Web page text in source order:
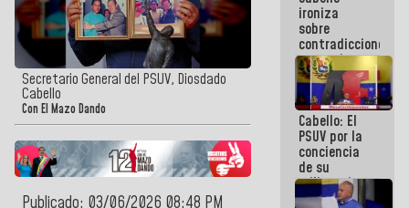
Secretario General del PSUV, Diosdado
Cabello
Con El Mazo Dando
Publicado: 03/06/2026 08:48 PM
la semana
que viene
hay
programa
ironiza
sobre
contradicciones
y mentiras
de María
Machado:
¡Créanle!
Cabello: El
PSUV por la
conciencia
de su
militancia
es la